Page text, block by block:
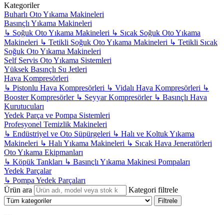
Kategoriler
Buharlı Oto Yıkama Makineleri
Basınçlı Yıkama Makineleri
↳ Soğuk Oto Yıkama Makineleri ↳ Sıcak Soğuk Oto Yıkama
Makineleri ↳ Tetikli Soğuk Oto Yıkama Makineleri ↳ Tetikli Sıcak
Soğuk Oto Yıkama Makineleri
Self Servis Oto Yıkama Sistemleri
Yüksek Basınçlı Su Jetleri
Hava Kompresörleri
↳ Pistonlu Hava Kompresörleri ↳ Vidalı Hava Kompresörleri ↳
Booster Kompresörler ↳ Seyyar Kompresörler ↳ Basınçlı Hava
Kurutucuları
Yedek Parça ve Pompa Sistemleri
Profesyonel Temizlik Makineleri
↳ Endüstriyel ve Oto Süpürgeleri ↳ Halı ve Koltuk Yıkama
Makineleri ↳ Halı Yıkama Makineleri ↳ Sıcak Hava Jeneratörleri
Oto Yıkama Ekipmanları
↳ Köpük Tankları ↳ Basınçlı Yıkama Makinesi Pompaları
Yedek Parçalar
↳ Pompa Yedek Parçaları
Ürün ara
Kategori filtrele
Filtrele